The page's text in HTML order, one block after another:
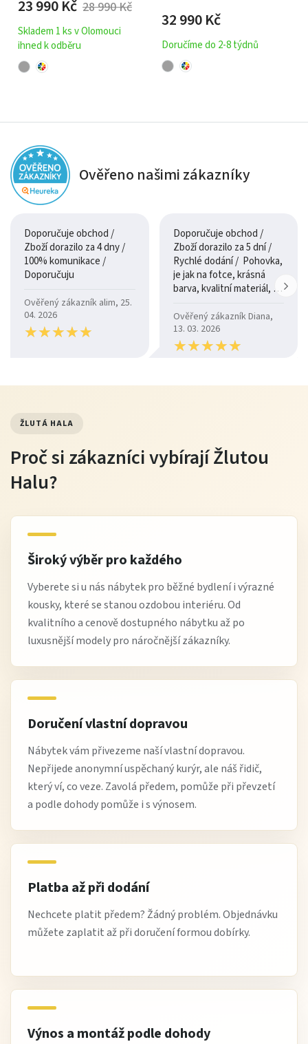
23 990Kč 28 990Kč
Skladem 1 ks v Olomouci
ihned k odběru
32 990Kč
Doručíme do 2-8 týdnů
Ověřeno našimi zákazníky
Doporučuje obchod /
Zboží dorazilo za 4 dny /
100% komunikace /
Doporučuju
Ověřený zákazník alim, 25.
04. 2026
★★★★★
★★★★★
Doporučuje obchod /
Zboží dorazilo za 5 dní /
Rychlé dodání / Pohovka,
je jak na fotce, krásná
barva, kvalitní materiál, a
Ověřený zákazník Diana,
13. 03. 2026
★★★★★
★★★★★
ŽLUTÁ HALA
Proč si zákazníci vybírají Žlutou
Halu?
Široký výběr pro každého
Vyberete si u nás nábytek pro běžné bydlení i výrazné
kousky, které se stanou ozdobou interiéru. Od
kvalitního a cenově dostupného nábytku až po
luxusnější modely pro náročnější zákazníky.
Doručení vlastní dopravou
Nábytek vám přivezeme naší vlastní dopravou.
Nepřijede anonymní uspěchaný kurýr, ale náš řidič,
který ví, co veze. Zavolá předem, pomůže při převzetí
a podle dohody pomůže i s výnosem.
Platba až při dodání
Nechcete platit předem? Žádný problém. Objednávku
můžete zaplatit až při doručení formou dobírky.
Výnos a montáž podle dohody